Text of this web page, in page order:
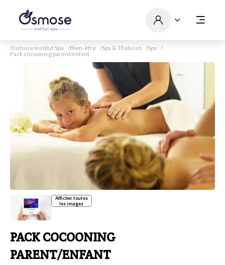
Osmose Institut Spa Bien-être Spa & Thalasso
Spa
Pack cocooning parent/enfant
Afficher toutes
les images
PACK COCOONING
PARENT/ENFANT